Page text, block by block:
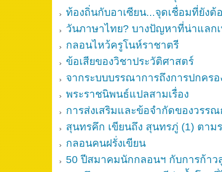
ท้องถิ่นกับอาเซียน...จุดเชื่อมที่ยังต้
วันภาษาไทย? บางปัญหาที่น่าแลก
กลอนไหว้ครูโนห์ราชาตรี
ข้อเสียของวิชาประวัติศาสตร์
จากระบบบรรณาการถึงการปกคร
พระราชนิพนธ์แปลสามเรื่อง
การส่งเสริมและข้อจำกัดของวรร
สุนทรคึก เขียนถึง สุนทรภู่ (1) ตาม
กลอนคนฝรั่งเขียน
50 ปีสมาคมนักกลอนฯ กับการก้าว